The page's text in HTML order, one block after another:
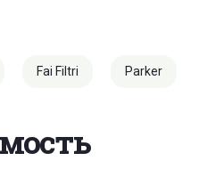
Fai Filtri Parker